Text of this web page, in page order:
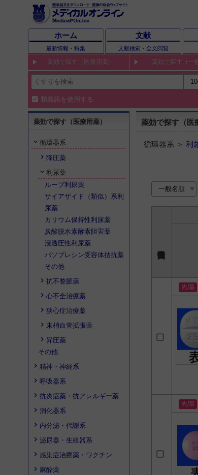
ホーム
最新情報・特集
文献
文献検索・全文閲覧
薬効で探す（医療用薬） 薬効で探す（一
類義語を使用する
薬効で探す（医療用薬）
循環器系
降圧薬
利尿薬
ループ利尿薬
サイアザイド（類似）系利
尿薬
カリウム保持性利尿薬
炭酸脱水素酵素阻害薬
浸透圧性利尿薬
バソプレシン受容体拮抗薬
その他
抗不整脈薬
心不全治療薬
狭心症治療薬
末梢血管拡張薬
昇圧薬
その他
精神・神経系
呼吸器系
抗炎症薬・抗アレルギー薬
消化器系
内分泌・代謝系
泌尿器・生殖器系
感染症治療薬・ワクチン
麻酔薬
薬効で探す（
循環器系 ＞ 利